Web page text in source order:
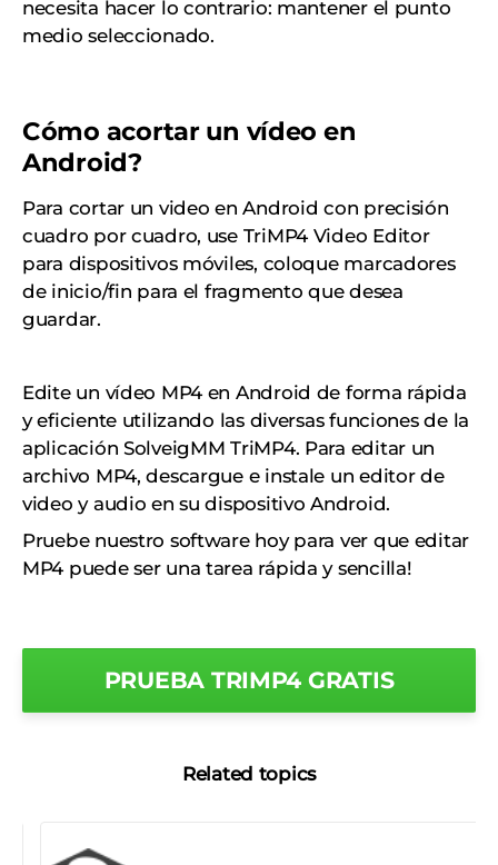
necesita hacer lo contrario: mantener el punto
medio seleccionado.
Cómo acortar un vídeo en
Android?
Para cortar un video en Android con precisión
cuadro por cuadro, use TriMP4 Video Editor
para dispositivos móviles, coloque marcadores
de inicio/fin para el fragmento que desea
guardar.
Edite un vídeo MP4 en Android de forma rápida
y eficiente utilizando las diversas funciones de la
aplicación SolveigMM TriMP4. Para editar un
archivo MP4, descargue e instale un editor de
video y audio en su dispositivo Android.
Pruebe nuestro software hoy para ver que editar
MP4 puede ser una tarea rápida y sencilla!
PRUEBA TRIMP4 GRATIS
Related topics